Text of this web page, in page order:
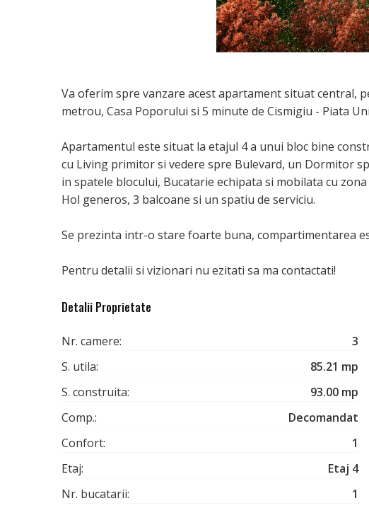
Va oferim spre vanzare acest apartament situat central,
metrou, Casa Poporului si 5 minute de Cismigiu - Piata
Apartamentul este situat la etajul 4 a unui bloc bine
cu Living primitor si vedere spre Bulevard, un Dormitor
in spatele blocului, Bucatarie echipata si mobilata cu
Hol generos, 3 balcoane si un spatiu de serviciu.
Se prezinta intr-o stare foarte buna, compartimentarea
Pentru detalii si vizionari nu ezitati sa ma contactati!
Detalii Proprietate
Nr. camere:
3
S. utila:
85.21 mp
S. construita:
93.00 mp
Comp.:
Decomandat
Confort:
1
Etaj:
Etaj 4
Nr. bucatarii:
1